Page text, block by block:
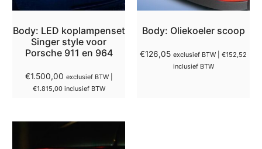
Body: LED koplampenset
Singer style voor
Porsche 911 en 964
€1.500,00 exclusief BTW |
€1.815,00inclusief BTW
Body: Oliekoeler scoop
€126,05 exclusief BTW | €152,52
inclusief BTW